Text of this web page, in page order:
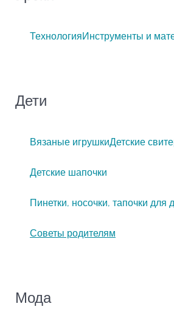
ТехнологияИнструменты и
Дети
Вязаные игрушкиДетские
Детские шапочки
Пинетки, носочки, тапочки для
Советы родителям
Мода